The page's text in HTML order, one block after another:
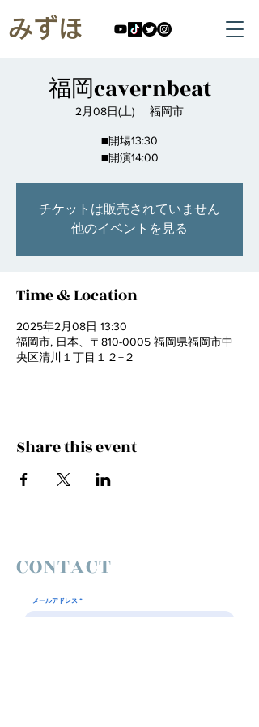
みずほ
福岡cavernbeat
2月08日(土)
  |
福岡市
■開場13:30
■開演14:00
チケットは販売されていません
他のイベントを見る
Time & Location
2025年2月08日 13:30
福岡市, 日本、〒810-0005 福岡県福岡市中
央区清川１丁目１２−２
Share this event
CONTACT
メールアドレス